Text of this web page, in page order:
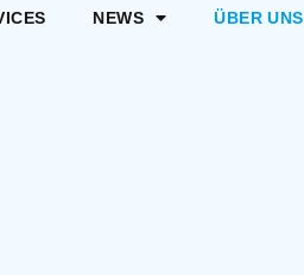
NEWS ÜBER UNS